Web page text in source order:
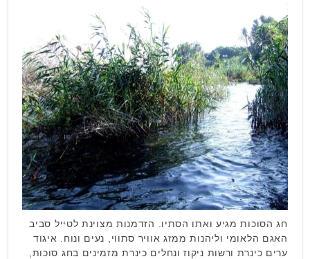
חג הסוכות מגיע ואתו הסתיו. הזדמנות מצוינת לטייל סביב
האגם הלאומי וליהנות ממזג אוויר סתווי, נעים ונוח. איגוד
ערים כינרת ורשות ניקוז ונחלים כינרת מזמינים בחג סוכות,